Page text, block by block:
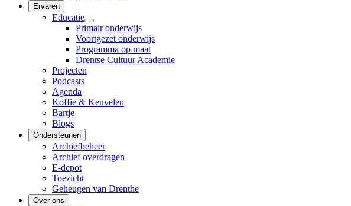
Ervaren
Educatie
Primair onderwijs
Voortgezet onderwijs
Programma op maat
Drentse Cultuur Academie
Projecten
Podcasts
Agenda
Koffie & Keuvelen
Bartje
Blogs
Ondersteunen
Archiefbeheer
Archief overdragen
E-depot
Toezicht
Geheugen van Drenthe
Over ons